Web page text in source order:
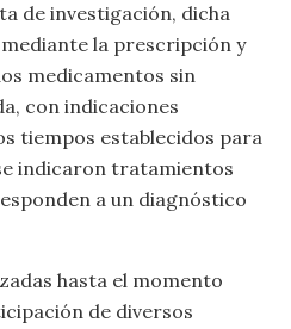
de investigación, dicha
la prescripción y
medicamentos sin
con indicaciones
tiempos establecidos para
indicaron tratamientos
a un diagnóstico
hasta el momento
de diversos